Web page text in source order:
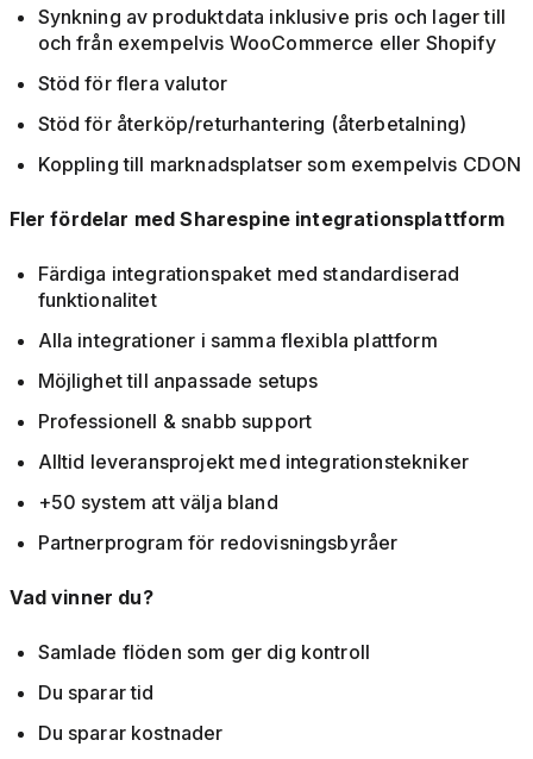
Synkning av produktdata inklusive pris och lager till
och från exempelvis WooCommerce eller Shopify
Stöd för flera valutor
Stöd för återköp/returhantering (återbetalning)
Koppling till marknadsplatser som exempelvis CDON
Fler fördelar med Sharespine integrationsplattform
Färdiga integrationspaket med standardiserad
funktionalitet
Alla integrationer i samma flexibla plattform
Möjlighet till anpassade setups
Professionell & snabb support
Alltid leveransprojekt med integrationstekniker
+50 system att välja bland
Partnerprogram för redovisningsbyråer
Vad vinner du?
Samlade flöden som ger dig kontroll
Du sparar tid
Du sparar kostnader